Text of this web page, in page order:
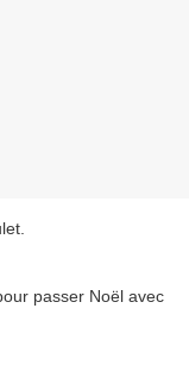
passer Noël avec